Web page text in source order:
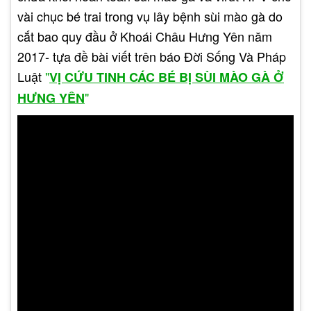
Về lâu dài, triệu chứng sùi mào gà có thể biến
thành các lá hoặc gai với chiều dài đến vài cm.
Chúng có thể liên kết cùng nhau tạo nên các
vài chục bé trai trong vụ lây bệnh sùi mào gà do
cắt bao quy đầu ở Khoái Châu Hưng Yên năm
2017- tựa đề bài viết trên báo Đời Sống Và Pháp
Luật "VỊ CỨU TINH CÁC BÉ BỊ SÙI MÀO GÀ Ở
HƯNG YÊN"